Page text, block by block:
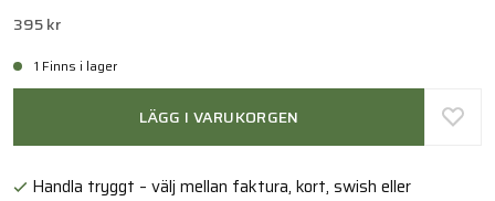
395 kr
1 Finns i lager
LÄGG I VARUKORGEN
Handla tryggt – välj mellan faktura, kort, swish eller